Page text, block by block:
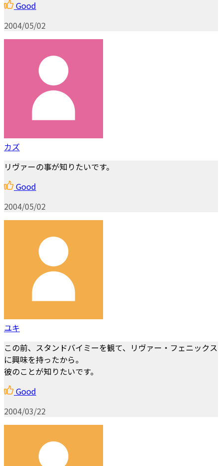
Good
2004/05/02
カズ
リヴァーの事が知りたいです。
Good
2004/05/02
ユキ
この前、スタンドバイミーを観て、リヴァー・フェニックス
に興味を持ったから。
彼のことが知りたいです。
Good
2004/03/22